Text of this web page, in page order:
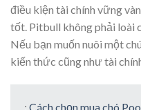
điều kiện tài chính vững
tốt. Pitbull không phải loài
Nếu bạn muốn nuôi một
kiến thức cũng như tài
: Cách chọn mua chó